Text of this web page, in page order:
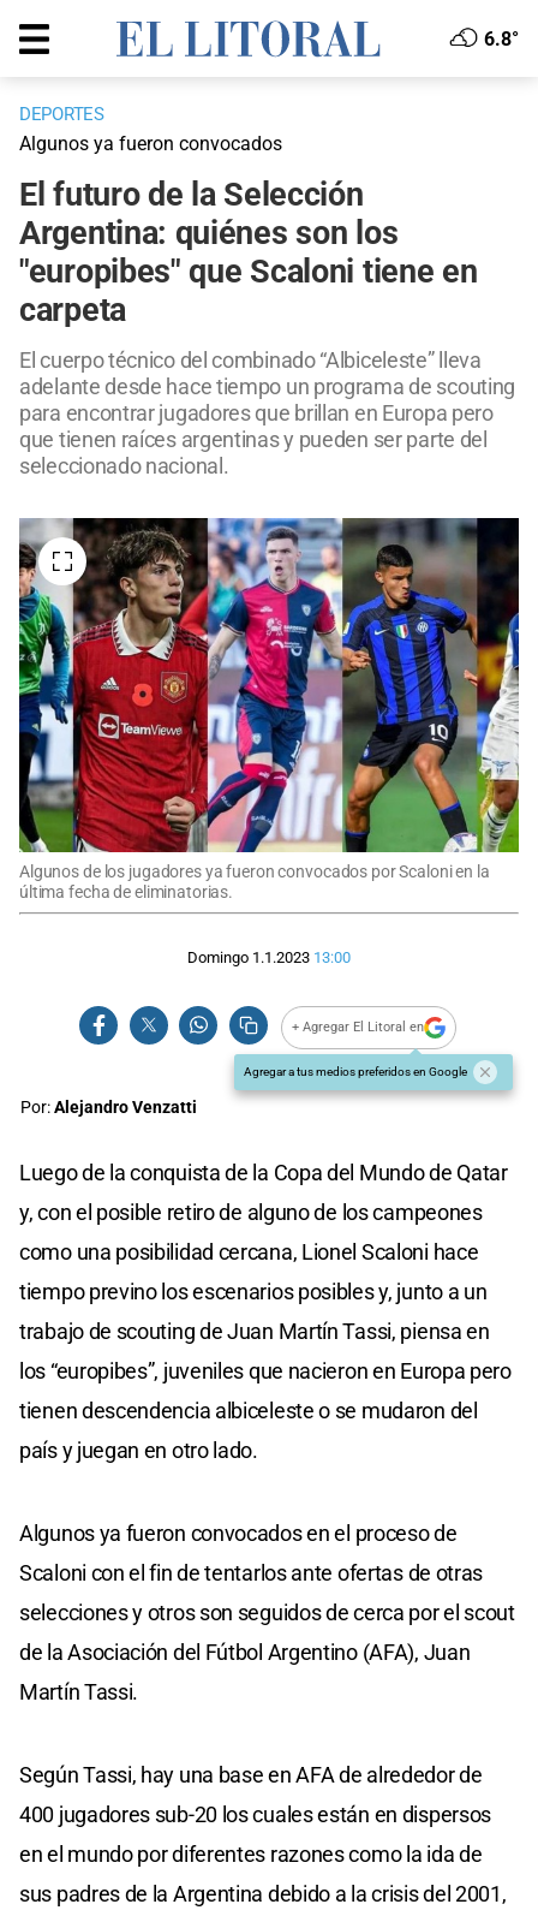
6.8°
DEPORTES
Algunos ya fueron convocados
El futuro de la Selección
Argentina: quiénes son los
"europibes" que Scaloni tiene en
carpeta
El cuerpo técnico del combinado “Albiceleste” lleva
adelante desde hace tiempo un programa de scouting
para encontrar jugadores que brillan en Europa pero
que tienen raíces argentinas y pueden ser parte del
seleccionado nacional.
Algunos de los jugadores ya fueron convocados por Scaloni en la
última fecha de eliminatorias.
Domingo 1.1.2023 13:00
+ Agregar El Litoral en
Agregar a tus medios preferidos en Google
Por:Alejandro Venzatti
Luego de la conquista de la Copa del Mundo de Qatar
y, con el posible retiro de alguno de los campeones
como una posibilidad cercana, Lionel Scaloni hace
tiempo previno los escenarios posibles y, junto a un
trabajo de scouting de Juan Martín Tassi, piensa en
los “europibes”, juveniles que nacieron en Europa pero
tienen descendencia albiceleste o se mudaron del
país y juegan en otro lado.
Algunos ya fueron convocados en el proceso de
Scaloni con el fin de tentarlos ante ofertas de otras
selecciones y otros son seguidos de cerca por el scout
de la Asociación del Fútbol Argentino (AFA), Juan
Martín Tassi.
Según Tassi, hay una base en AFA de alrededor de
400 jugadores sub-20 los cuales están en dispersos
en el mundo por diferentes razones como la ida de
sus padres de la Argentina debido a la crisis del 2001,